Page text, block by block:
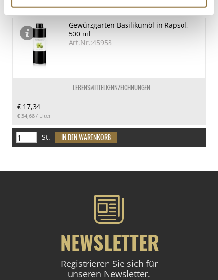
LEBENSMITTELKENNZEICHNUNGEN
Gewürzgarten Basilikumöl in Rapsöl,
500 ml
Art.Nr.:45958
€ 17,34
€ 34,68 / Liter
St.
NEWSLETTER
Registrieren Sie sich für
unseren Newsletter.